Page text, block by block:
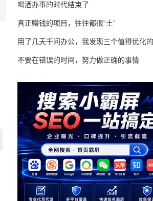
喝酒办事的时代结束了
真正赚钱的项目，往往都很“土”
用了几天千问办公，我发现三个值得优化
不要在错误的时间，努力做正确的事情